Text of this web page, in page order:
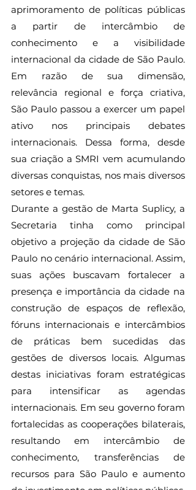
aprimoramento de políticas públicas
a partir de intercâmbio de
conhecimento e a visibilidade
internacional da cidade de São Paulo.
Em razão de sua dimensão,
relevância regional e força criativa,
São Paulo passou a exercer um papel
ativo nos principais debates
internacionais. Dessa forma, desde
sua criação a SMRI vem acumulando
diversas conquistas, nos mais diversos
setores e temas.
Durante a gestão de Marta Suplicy, a
Secretaria tinha como principal
objetivo a projeção da cidade de São
Paulo no cenário internacional. Assim,
suas ações buscavam fortalecer a
presença e importância da cidade na
construção de espaços de reflexão,
fóruns internacionais e intercâmbios
de práticas bem sucedidas das
gestões de diversos locais. Algumas
destas iniciativas foram estratégicas
para intensificar as agendas
internacionais. Em seu governo foram
fortalecidas as cooperações bilaterais,
resultando em intercâmbio de
conhecimento, transferências de
recursos para São Paulo e aumento